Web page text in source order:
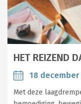
HET REIZEND
18 december
Met deze